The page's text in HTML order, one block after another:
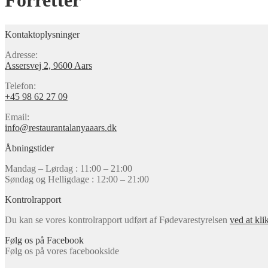
Kontaktoplysninger
Adresse:
Assersvej 2, 9600 Aars
Telefon:
+45 98 62 27 09
Email:
info@restaurantalanyaaars.dk
Åbningstider
Mandag – Lørdag : 11:00 – 21:00
Søndag og Helligdage : 12:00 – 21:00
Kontrolrapport
Du kan se vores kontrolrapport udført af Fødevarestyrelsen ved at
Følg os på Facebook
Følg os på vores facebookside